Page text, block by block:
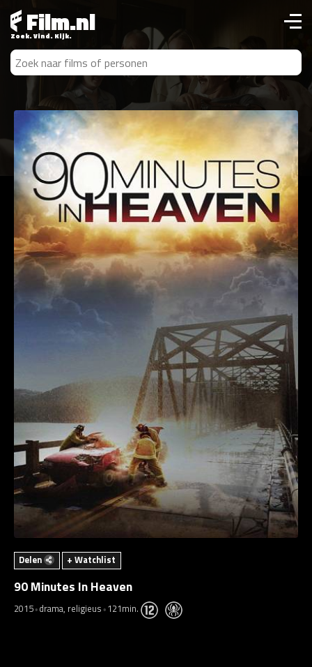
Film.nl
Zoek. Vind. Kijk.
Delen + Watchlist
90 Minutes In Heaven
2015 drama, religieus 121min.